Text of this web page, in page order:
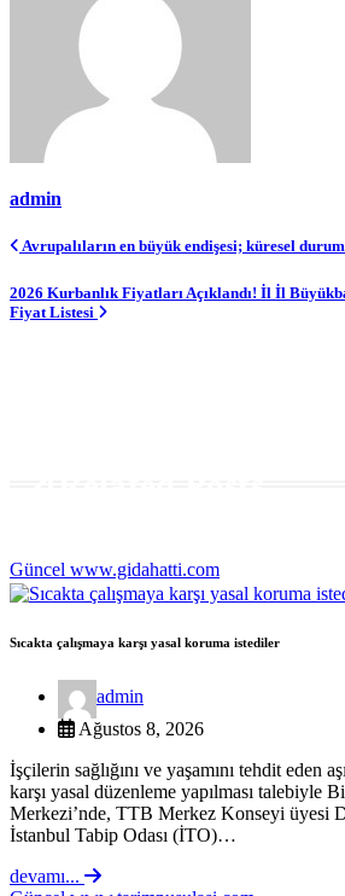
admin
Yazı
gezinmesi
Avrupalıların en büyük endişesi; küresel
2026 Kurbanlık Fiyatları Açıklandı! İl İl
Fiyat Listesi
Güncel www.gidahatti.com
Sıcakta çalışmaya karşı yasal koruma istediler
admin
Ağustos 8, 2026
İşçilerin sağlığını ve yaşamını tehdit eden
karşı yasal düzenleme yapılması talebiyle
Merkezi’nde, TTB Merkez Konseyi üyesi
İstanbul Tabip Odası (İTO)…
devamı...